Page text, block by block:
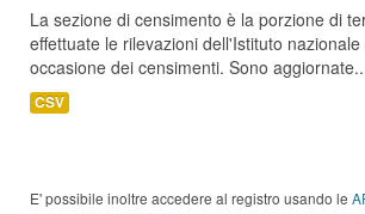
La sezione di censimento è la porzione di
effettuate le rilevazioni dell'Istituto
occasione dei censimenti. Sono
CSV
E' possibile inoltre accedere al registro usando le